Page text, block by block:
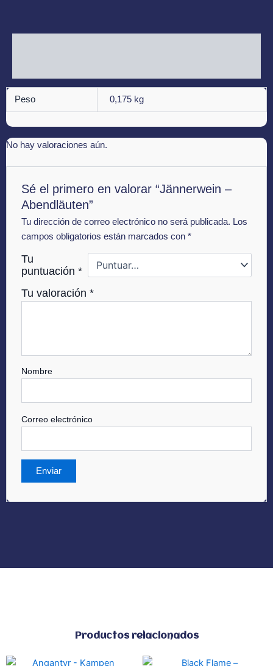
Peso 0,175 kg
No hay valoraciones aún.
Sé el primero en valorar “Jännerwein –
Abendläuten”
Tu dirección de correo electrónico no será publicada. Los
campos obligatorios están marcados con*
Tu
puntuación*
Tu valoración*
Nombre
Correo electrónico
Productos relacionados